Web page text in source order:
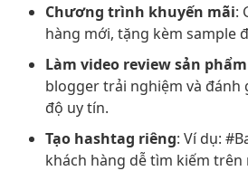
Chương trình khuyến mãi:
hàng mới, tặng kèm sample
Làm video review sản phẩm
blogger trải nghiệm và đánh
độ uy tín.
Tạo hashtag riêng: Ví dụ:
khách hàng dễ tìm kiếm trên